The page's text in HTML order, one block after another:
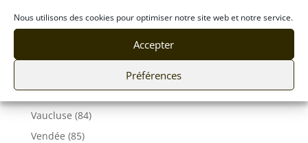
Nous utilisons des cookies pour optimiser notre site web et notre service.
Accepter
Préférences
Seine et Marne (77)
Somme (80)
Tarn-et-Garonne (82)
Var (83)
Vaucluse (84)
Vendée (85)